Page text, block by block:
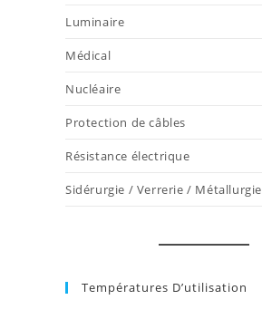
Luminaire
Médical
Nucléaire
Protection de câbles
Résistance électrique
Sidérurgie / Verrerie / Métallurgie
Températures D’utilisation